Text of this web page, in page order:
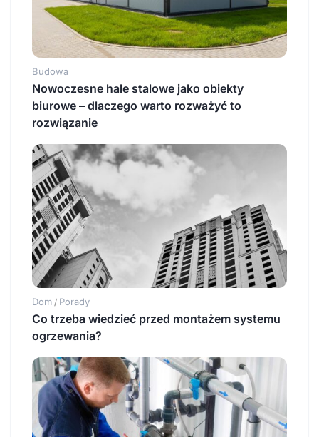
Budowa
Nowoczesne hale stalowe jako obiekty
biurowe – dlaczego warto rozważyć to
rozwiązanie
Dom / Porady
Co trzeba wiedzieć przed montażem systemu
ogrzewania?